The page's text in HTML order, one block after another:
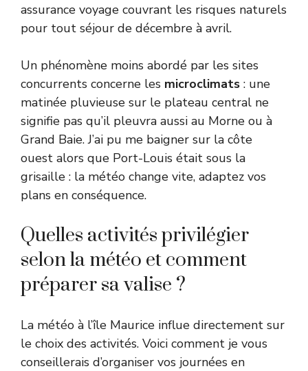
assurance voyage couvrant les risques naturels
pour tout séjour de décembre à avril.
Un phénomène moins abordé par les sites
concurrents concerne les microclimats : une
matinée pluvieuse sur le plateau central ne
signifie pas qu’il pleuvra aussi au Morne ou à
Grand Baie. J’ai pu me baigner sur la côte
ouest alors que Port-Louis était sous la
grisaille : la météo change vite, adaptez vos
plans en conséquence.
Quelles activités privilégier
selon la météo et comment
préparer sa valise ?
La météo à l’île Maurice influe directement sur
le choix des activités. Voici comment je vous
conseillerais d’organiser vos journées en